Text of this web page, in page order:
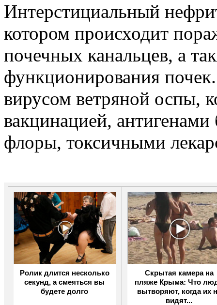
Интерстициальный
котором происходит
почечных канальцев, а
функционирования
вирусом ветряной оспы,
вакцинацией,
флоры, токсичными
Ролик длится несколько
секунд, а смеяться вы
будете долго
Скрытая камера на
пляже Крыма: Что
вытворяют, когда их
видят...